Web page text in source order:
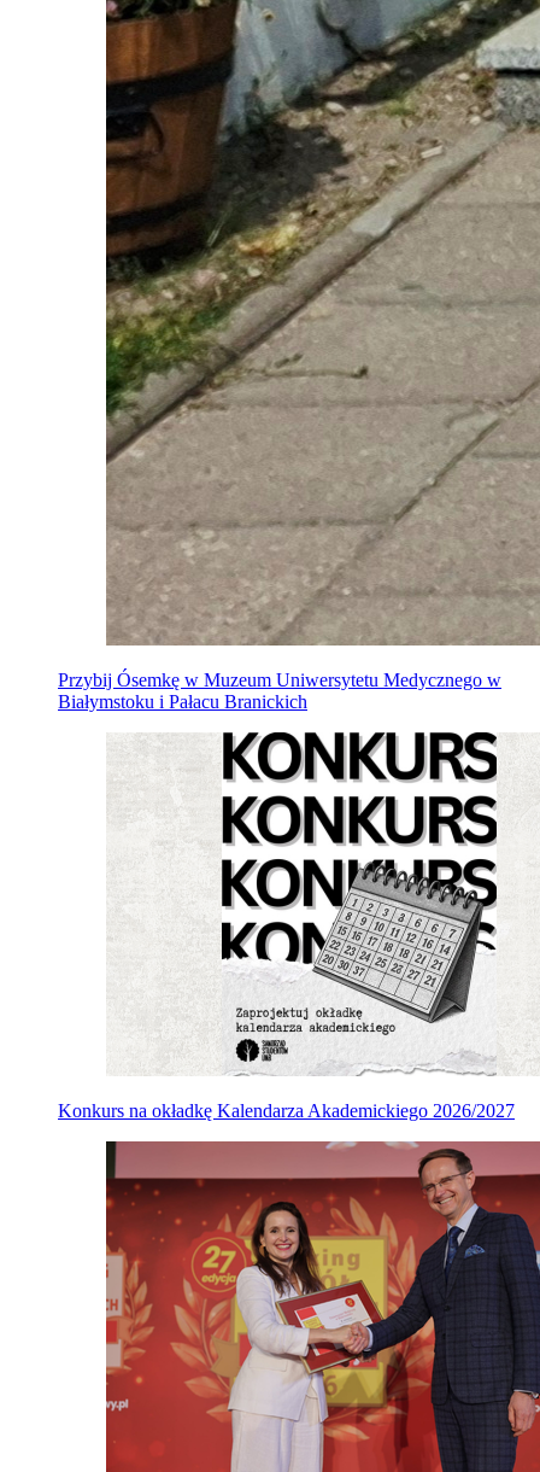
Przybij Ósemkę w Muzeum Uniwersytetu Medycznego w
Białymstoku i Pałacu Branickich
Konkurs na okładkę Kalendarza Akademickiego 2026/2027